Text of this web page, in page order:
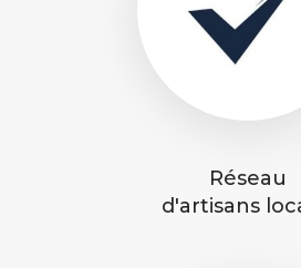
Réseau
d'artisans